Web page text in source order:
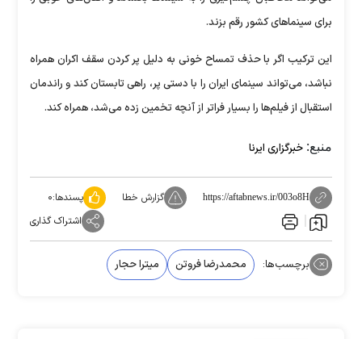
برای سینما‌های کشور رقم بزند.
این ترکیب اگر با حذف تمساح خونی به دلیل پر کردن سقف اکران همراه
نباشد، می‌تواند سینمای ایران را با دستی پر، راهی تابستان کند و راندمان
استقبال از فیلم‌ها را بسیار فراتر از آنچه تخمین زده می‌شد، همراه کند.
منبع: خبرگزاری ایرنا
https://aftabnews.ir/003o8H گزارش خطا پسندها:۰
اشتراک گذاری
برچسب‌ها: محمدرضا فروتن میترا حجار